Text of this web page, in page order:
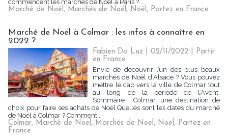
commencent les marchés de Noël à Paris ?...
Marché de Noël, Marchés de Noël, Noël, Partez en France
Marché de Noël à Colmar : les infos à connaître en
2022 ?
Fabien Da Luz | 02/11/2022
Partir
en France
Envie de découvrir l’un des plus beaux
marchés de Noël d’Alsace ? Vous pouvez
mettre le cap vers la ville de Colmar tout
au long de la période de l’Avent.
Sommaire : Colmar, une destination de
choix pour faire ses achats de Noël Quelles sont les dates du marché
de Noël à Colmar ? Comment...
Colmar, Marché de Noël, Marchés de Noël, Noël, Partez en
France